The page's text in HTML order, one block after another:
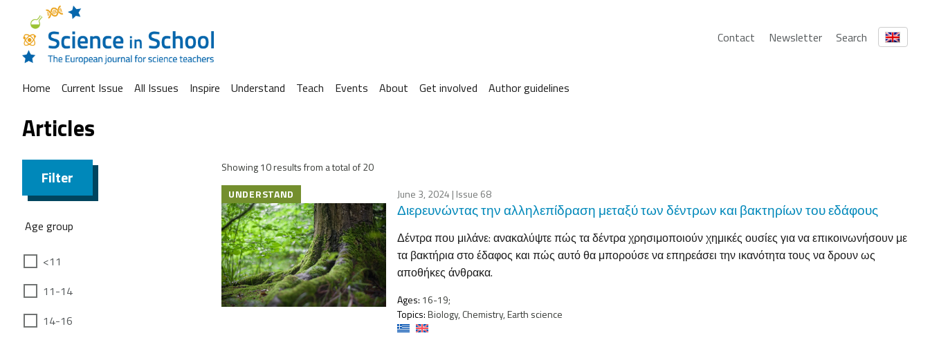
Contact Newsletter Search
Home Current Issue All Issues Inspire Understand Teach Events About Get involved Author guidelines
Articles
Filter
Age group
<11
11-14
14-16
Showing 10 results from a total of 20
UNDERSTAND
June 3, 2024 | Issue 68
Διερευνώντας την αλληλεπίδραση μεταξύ των δέντρων και βακτηρίων του εδάφους
Δέντρα που μιλάνε: ανακαλύψτε πώς τα δέντρα χρησιμοποιούν χημικές ουσίες για να επικοινωνήσουν με
τα βακτήρια στο έδαφος και πώς αυτό θα μπορούσε να επηρεάσει την ικανότητα τους να δρουν ως
αποθήκες άνθρακα.
Ages: 16-19;
Topics:Biology, Chemistry, Earth science